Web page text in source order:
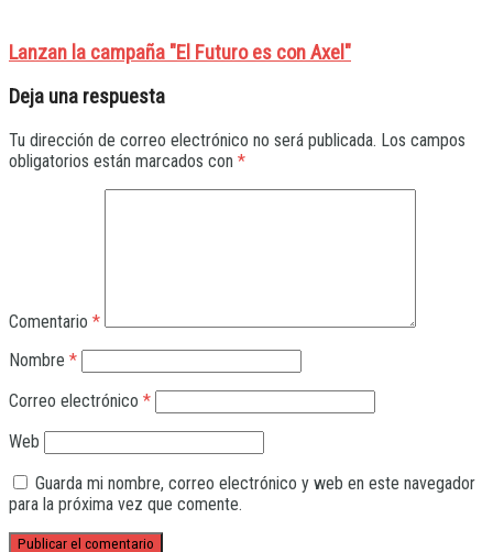
Lanzan la campaña "El Futuro es con Axel"
Deja una respuesta
Tu dirección de correo electrónico no será publicada. Los campos
obligatorios están marcados con *
Comentario *
Nombre *
Correo electrónico *
Web
Guarda mi nombre, correo electrónico y web en este navegador
para la próxima vez que comente.